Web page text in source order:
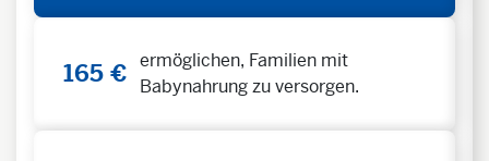
165 € ermöglichen, Familien mit
Babynahrung zu versorgen.